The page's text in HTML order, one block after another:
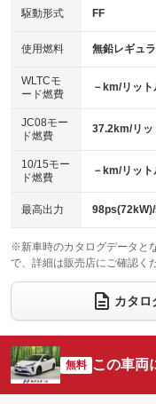
USB入力端子
：装備あり
100V電源
：装備なし
センターデフロック
：装備なし
電動格納ミラー
：装備あり
HID(キセノンライト)
：装備なし
バックカメラ
：装備あり
エアロ
：装備あり
：装備なし
パワーシート
ベンチシート
：装備なし
チップアップシート
：装備なし
：装備なし
ウォークスルー
：装備なし
電動リアゲート
：装備なし
サイドカメラ
：装備なし
：装備なし
駆動形式 FF
使用燃料 無鉛レギュ
WLTCモ
ード燃費
－km/リット
JC08モー
ド燃費
37.2km/リッ
10/15モー
ド燃費
－km/リット
最高出力
※新車時のカタログデータと
で、詳細は販売店にご確認く
カタロ
無料 この車両